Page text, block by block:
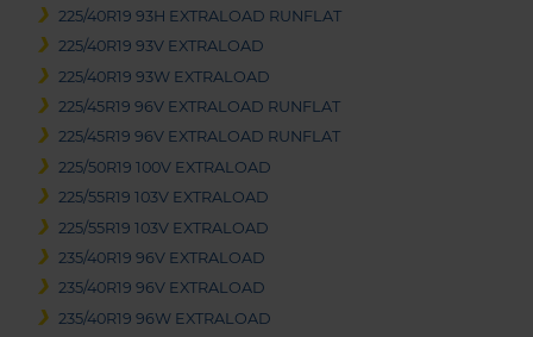
225/40R19 93H EXTRALOAD RUNFLAT
225/40R19 93V EXTRALOAD
225/40R19 93W EXTRALOAD
225/45R19 96V EXTRALOAD RUNFLAT
225/45R19 96V EXTRALOAD RUNFLAT
225/50R19 100V EXTRALOAD
225/55R19 103V EXTRALOAD
225/55R19 103V EXTRALOAD
235/40R19 96V EXTRALOAD
235/40R19 96V EXTRALOAD
235/40R19 96W EXTRALOAD